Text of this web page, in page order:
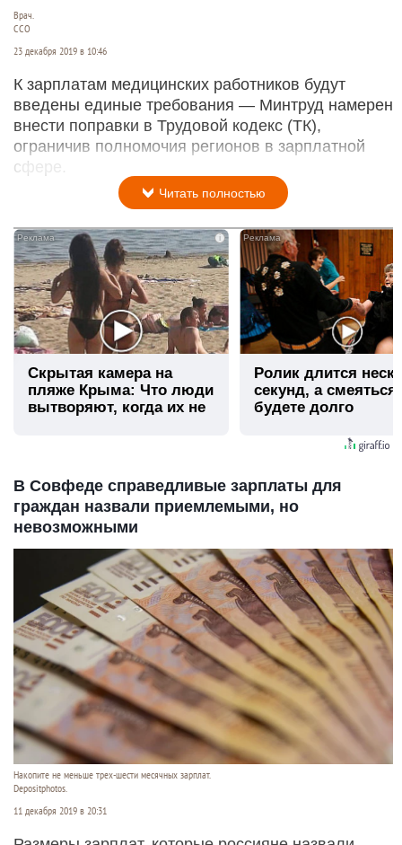
Врач.
CCO
23 декабря 2019 в 10:46
К зарплатам медицинских работников будут
введены единые требования — Минтруд намерен
внести поправки в Трудовой кодекс (ТК),
ограничив полномочия регионов в зарплатной
сфере.
Читать полностью
i
Скрытая камера на
пляже Крыма: Что люди
вытворяют, когда их не
Ролик длится
секунд, а
будете долго
В Совфеде справедливые зарплаты для
граждан назвали приемлемыми, но
невозможными
Накопите не меньше трех-шести месячных зарплат.
Depositphotos.
11 декабря 2019 в 20:31